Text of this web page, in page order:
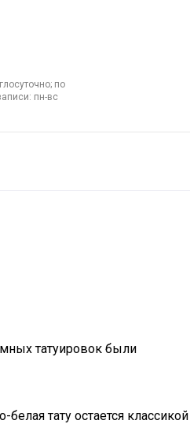
по
пн-вс
татуировок были
тату остается классикой